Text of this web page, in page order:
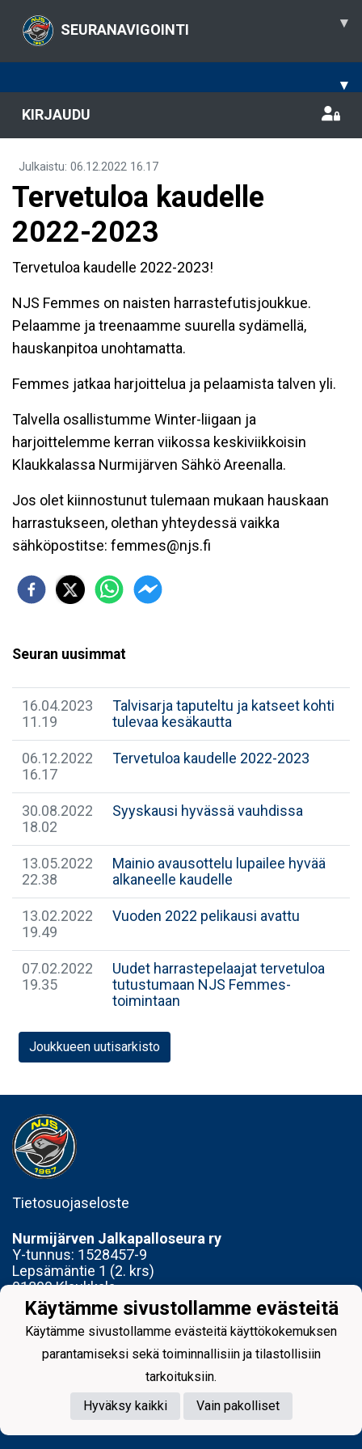
SEURANAVIGOINTI ▾
▾
KIRJAUDU
Julkaistu: 06.12.2022 16.17
Tervetuloa kaudelle
2022-2023
Tervetuloa kaudelle 2022-2023!
NJS Femmes on naisten harrastefutisjoukkue.
Pelaamme ja treenaamme suurella sydämellä,
hauskanpitoa unohtamatta.
Femmes jatkaa harjoittelua ja pelaamista talven yli.
Talvella osallistumme Winter-liigaan ja
harjoittelemme kerran viikossa keskiviikkoisin
Klaukkalassa Nurmijärven Sähkö Areenalla.
Jos olet kiinnostunut tulemaan mukaan hauskaan
harrastukseen, olethan yhteydessä vaikka
sähköpostitse: femmes@njs.fi
Seuran uusimmat
16.04.2023
11.19
Talvisarja taputeltu ja katseet kohti
tulevaa kesäkautta
06.12.2022
16.17
Tervetuloa kaudelle 2022-2023
30.08.2022
18.02
Syyskausi hyvässä vauhdissa
13.05.2022
22.38
Mainio avausottelu lupailee hyvää
alkaneelle kaudelle
13.02.2022
19.49
Vuoden 2022 pelikausi avattu
07.02.2022
19.35
Uudet harrastepelaajat tervetuloa
tutustumaan NJS Femmes-
toimintaan
Joukkueen uutisarkisto
Tietosuojaseloste
Nurmijärven Jalkapalloseura ry
Y-tunnus: 1528457-9
Lepsämäntie 1 (2. krs)
01800 Klaukkala
Toimisto avoinna Ti 14-17 ja To 15-18
Powered by
Käytämme sivustollamme evästeitä
Käytämme sivustollamme evästeitä käyttökokemuksen
parantamiseksi sekä toiminnallisiin ja tilastollisiin
tarkoituksiin.
Hyväksy kaikki
Vain pakolliset